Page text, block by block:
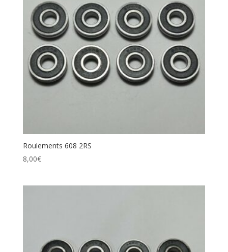
Roulements 608 2RS
8,00€